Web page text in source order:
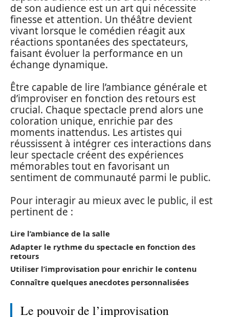
de son audience est un art qui nécessite
finesse et attention. Un théâtre devient
vivant lorsque le comédien réagit aux
réactions spontanées des spectateurs,
faisant évoluer la performance en un
échange dynamique.
Être capable de lire l’ambiance générale et
d’improviser en fonction des retours est
crucial. Chaque spectacle prend alors une
coloration unique, enrichie par des
moments inattendus. Les artistes qui
réussissent à intégrer ces interactions dans
leur spectacle créent des expériences
mémorables tout en favorisant un
sentiment de communauté parmi le public.
Pour interagir au mieux avec le public, il est
pertinent de :
Lire l’ambiance de la salle
Adapter le rythme du spectacle en fonction des
retours
Utiliser l’improvisation pour enrichir le contenu
Connaître quelques anecdotes personnalisées
Le pouvoir de l’improvisation